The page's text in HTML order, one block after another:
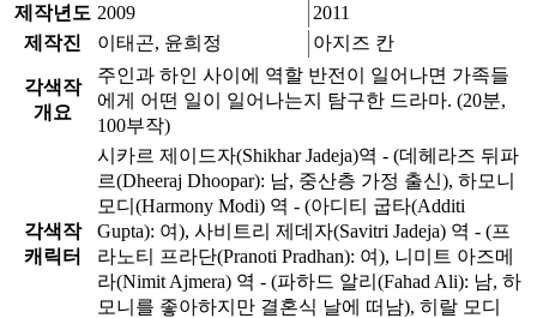
제작년도 2009
2011
제작진
이태곤, 윤희정 아지즈 칸
각색작
개요
주인과 하인 사이에 역할 반전이 일어나면 가족들
에게 어떤 일이 일어나는지 탐구한 드라마. (20분,
100부작)
각색작
캐릭터
시카르 제이드자(Shikhar Jadeja)역 - (데헤라즈 뒤파
르(Dheeraj Dhoopar): 남, 중산층 가정 출신), 하모니
모디(Harmony Modi) 역 - (아디티 굽타(Additi
Gupta): 여), 사비트리 제데자(Savitri Jadeja) 역 - (프
라노티 프라단(Pranoti Pradhan): 여), 니미트 아즈메
라(Nimit Ajmera) 역 - (파하드 알리(Fahad Ali): 남, 하
모니를 좋아하지만 결혼식 날에 떠남), 히랄 모디